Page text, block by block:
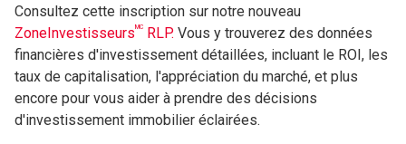
Consultez cette inscription sur notre nouveau
ZoneInvestisseursMC RLP. Vous y trouverez des données
financières d'investissement détaillées, incluant le ROI, les
taux de capitalisation, l'appréciation du marché, et plus
encore pour vous aider à prendre des décisions
d'investissement immobilier éclairées.